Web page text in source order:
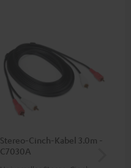
Stereo-Cinch-Kabel 3.0m -
C7030A